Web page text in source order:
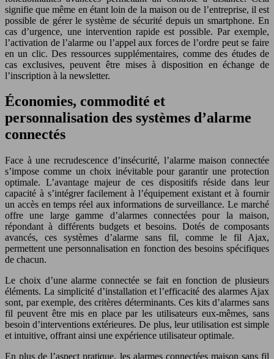
signifie que même en étant loin de la maison ou de l’entreprise, il est
possible de gérer le système de sécurité depuis un smartphone. En
cas d’urgence, une intervention rapide est possible. Par exemple,
l’activation de l’alarme ou l’appel aux forces de l’ordre peut se faire
en un clic. Des ressources supplémentaires, comme des études de
cas exclusives, peuvent être mises à disposition en échange de
l’inscription à la newsletter.
Économies, commodité et
personnalisation des systèmes d’alarme
connectés
Face à une recrudescence d’insécurité, l’alarme maison connectée
s’impose comme un choix inévitable pour garantir une protection
optimale. L’avantage majeur de ces dispositifs réside dans leur
capacité à s’intégrer facilement à l’équipement existant et à fournir
un accès en temps réel aux informations de surveillance. Le marché
offre une large gamme d’alarmes connectées pour la maison,
répondant à différents budgets et besoins. Dotés de composants
avancés, ces systèmes d’alarme sans fil, comme le fil Ajax,
permettent une personnalisation en fonction des besoins spécifiques
de chacun.
Le choix d’une alarme connectée se fait en fonction de plusieurs
éléments. La simplicité d’installation et l’efficacité des alarmes Ajax
sont, par exemple, des critères déterminants. Ces kits d’alarmes sans
fil peuvent être mis en place par les utilisateurs eux-mêmes, sans
besoin d’interventions extérieures. De plus, leur utilisation est simple
et intuitive, offrant ainsi une expérience utilisateur optimale.
En plus de l’aspect pratique, les alarmes connectées maison sans fil